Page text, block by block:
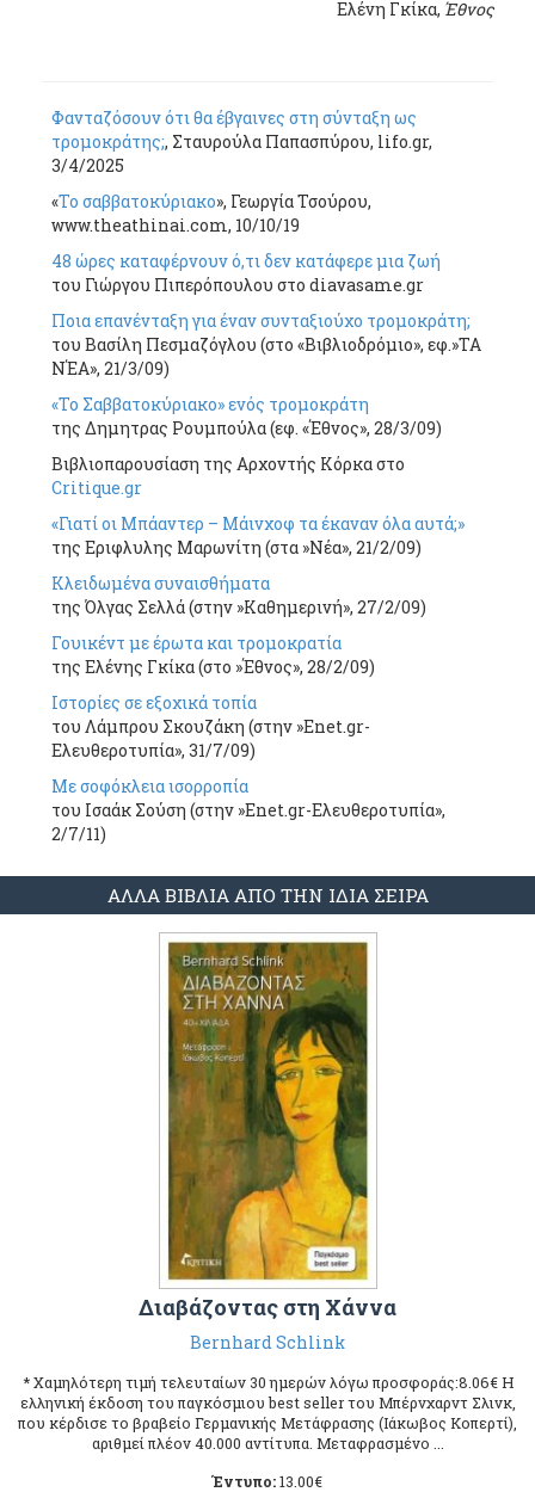
Ελένη Γκίκα, Έθνος
Φανταζόσουν ότι θα έβγαινες στη σύνταξη ως
τρομοκράτης;, Σταυρούλα Παπασπύρου, lifo.gr,
3/4/2025
«Το σαββατοκύριακο», Γεωργία Τσούρου,
www.theathinai.com, 10/10/19
48 ώρες καταφέρνουν ό,τι δεν κατάφερε μια ζωή
του Γιώργου Πιπερόπουλου στο diavasame.gr
Ποια επανένταξη για έναν συνταξιούχο τρομοκράτη;
του Βασίλη Πεσμαζόγλου (στο «Βιβλιοδρόμιο», εφ.»ΤΑ
ΝΈΑ», 21/3/09)
«Το Σαββατοκύριακο» ενός τρομοκράτη
της Δημητρας Ρουμπούλα (εφ. «Έθνος», 28/3/09)
Βιβλιοπαρουσίαση της Αρχοντής Κόρκα στο
Critique.gr
«Γιατί οι Μπάαντερ – Μάινχοφ τα έκαναν όλα αυτά;»
της Εριφλυλης Μαρωνίτη (στα »Νέα», 21/2/09)
Κλειδωμένα συναισθήματα
της Όλγας Σελλά (στην »Καθημερινή», 27/2/09)
Γουικέντ με έρωτα και τρομοκρατία
της Ελένης Γκίκα (στο »Έθνος», 28/2/09)
Ιστορίες σε εξοχικά τοπία
του Λάμπρου Σκουζάκη (στην »Εnet.gr-
Ελευθεροτυπία», 31/7/09)
Με σοφόκλεια ισορροπία
του Ισαάκ Σούση (στην »Εnet.gr-Ελευθεροτυπία»,
2/7/11)
ΑΛΛΑ ΒΙΒΛΙΑ ΑΠΟ ΤΗΝ ΙΔΙΑ ΣΕΙΡΑ
Διαβάζοντας στη Χάννα
Βernhard Schlink
* Χαμηλότερη τιμή τελευταίων 30 ημερών λόγω προσφοράς:8.06€ Η
ελληνική έκδοση του παγκόσμιου best seller του Μπέρνχαρντ Σλινκ,
που κέρδισε το βραβείο Γερμανικής Μετάφρασης (Ιάκωβος Κοπερτί),
αριθμεί πλέον 40.000 αντίτυπα. Μεταφρασμένο ...
Έντυπο:13.00€